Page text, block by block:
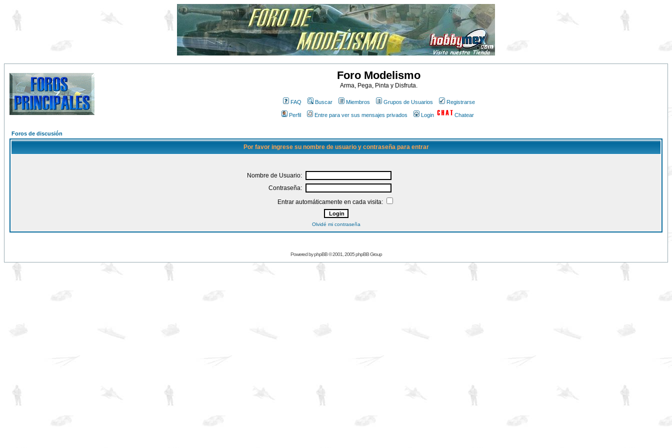
Foro Modelismo
Arma, Pega, Pinta y Disfruta.
FAQ Buscar Miembros Grupos de Usuarios Registrarse
Perfil Entre para ver sus mensajes privados Login Chatear
Foros de discusión
Por favor ingrese su nombre de usuario y contraseña para entrar
Nombre de Usuario:
Contraseña:
Entrar automáticamente en cada visita:
Olvidé mi contraseña
Powered byphpBB© 2001, 2005 phpBB Group